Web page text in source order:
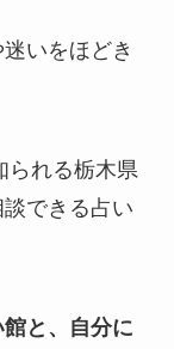
いをほどき
られる栃木県
できる占い
と、自分に